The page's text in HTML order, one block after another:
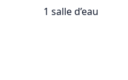
1 salle d’eau